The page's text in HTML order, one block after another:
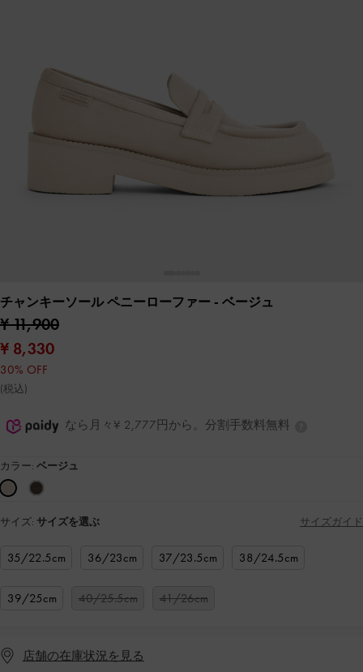
チャンキーソール ペニーローファー - ベージュ
¥ 11,900
¥ 8,330
30% OFF
(税込)
なら月々¥ 2,777円から。分割手数料無料
カラー: ベージュ
サイズ: サイズを選ぶ サイズガイド
35/22.5cm 36/23cm 37/23.5cm 38/24.5cm
39/25cm 40/25.5cm 41/26cm
店舗の在庫状況を見る